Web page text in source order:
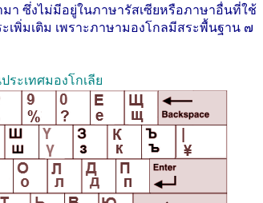
า ซึ่งไม่มีอยู่ในภาษารัสเซียหรือภาษาอื่นที่ใช้
พิ่มเติม เพราะภาษามองโกลมีสระพื้นฐาน ๗
ะเทศมองโกเลีย